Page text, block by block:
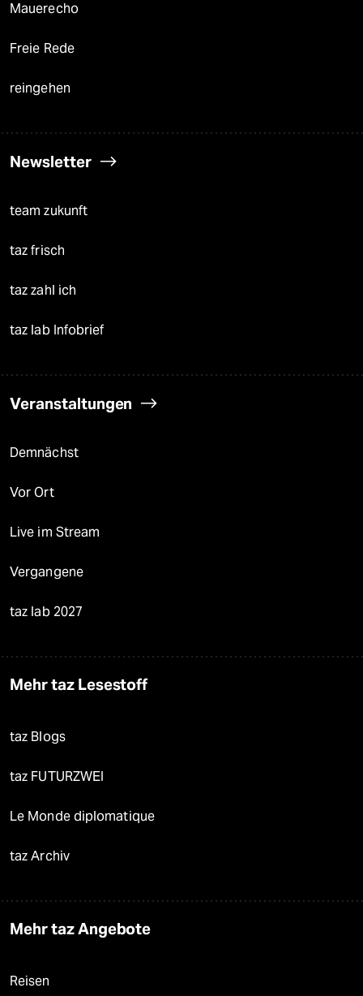
Mauerecho
Freie Rede
reingehen
Newsletter
team zukunft
taz frisch
taz zahl ich
taz lab Infobrief
Veranstaltungen
Demnächst
Vor Ort
Live im Stream
Vergangene
taz lab 2027
Mehr taz Lesestoff
taz Blogs
taz FUTURZWEI
Le Monde diplomatique
taz Archiv
Mehr taz Angebote
Reisen